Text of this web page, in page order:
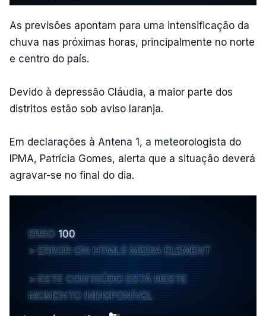
As previsões apontam para uma intensificação da
chuva nas próximas horas, principalmente no norte
e centro do país.
Devido à depressão Cláudia, a maior parte dos
distritos estão sob aviso laranja.
Em declarações à Antena 1, a meteorologista do
IPMA, Patrícia Gomes, alerta que a situação deverá
agravar-se no final do dia.
ERRO 100
ERROR ON HTML5 MEDIA ELEMENT
ESTE CONTEÚDO ESTÁ NESTE
MOMENTO INDISPONÍVEL